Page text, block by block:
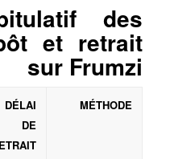
des
et retrait
sur Frumzi
MÉTHODE
DÉLAI
DE